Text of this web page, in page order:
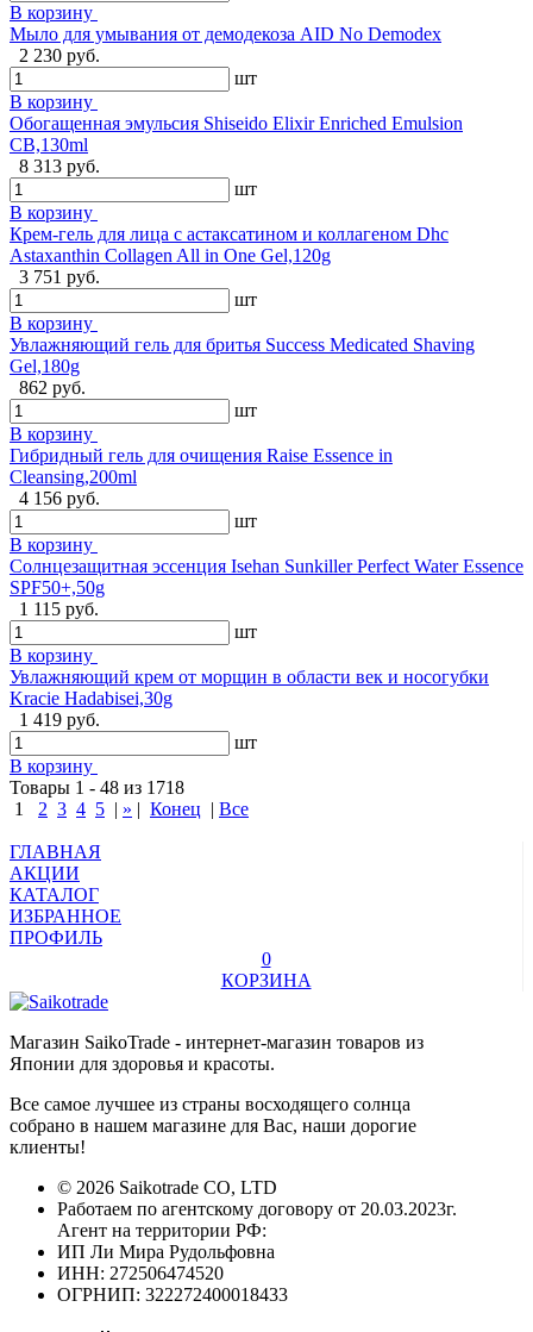
В корзину
Мыло для умывания от демодекоза AID No Demodex
2 230 руб.
шт
В корзину
Обогащенная эмульсия Shiseido Elixir Enriched Emulsion
CB,130ml
8 313 руб.
шт
В корзину
Крем-гель для лица с астаксатином и коллагеном Dhc
Astaxanthin Collagen All in One Gel,120g
3 751 руб.
шт
В корзину
Увлажняющий гель для бритья Success Medicated Shaving
Gel,180g
862 руб.
шт
В корзину
Гибридный гель для очищения Raise Essence in
Cleansing,200ml
4 156 руб.
шт
В корзину
Солнцезащитная эссенция Isehan Sunkiller Perfect Water Essence
SPF50+,50g
1 115 руб.
шт
В корзину
Увлажняющий крем от морщин в области век и носогубки
Kracie Hadabisei,30g
1 419 руб.
шт
В корзину
Товары 1 - 48 из 1718
1
2 3 4 5 | » | Конец | Все
ГЛАВНАЯ
АКЦИИ
КАТАЛОГ
ИЗБРАННОЕ
ПРОФИЛЬ
0
КОРЗИНА
Магазин SaikoTrade - интернет-магазин товаров из
Японии для здоровья и красоты.
Все самое лучшее из страны восходящего солнца
собрано в нашем магазине для Вас, наши дорогие
клиенты!
© 2026 Saikotrade CO, LTD
Работаем по агентскому договору от 20.03.2023г.
Агент на территории РФ:
ИП Ли Мира Рудольфовна
ИНН: 272506474520
ОГРНИП: 322272400018433